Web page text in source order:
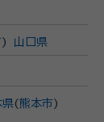
) 山口県
県(熊本市)